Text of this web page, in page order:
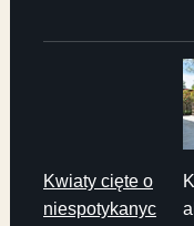
Kwiaty cięte o
niespotykanyc